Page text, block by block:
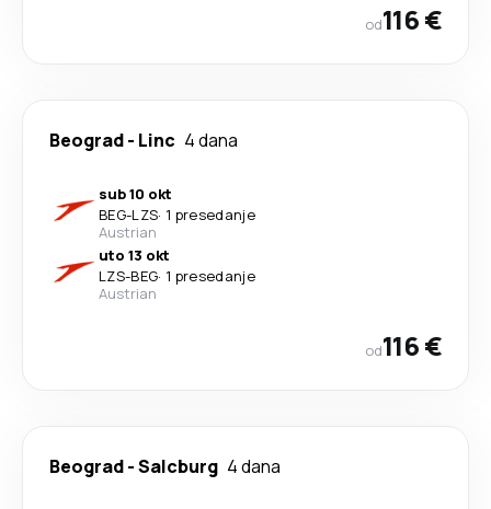
od116 €
Beograd- Linc 4 dana
sub 10 okt
BEG-LZS· 1 presedanje
Austrian
uto 13 okt
LZS-BEG· 1 presedanje
Austrian
od116 €
Beograd-Salcburg 4 dana